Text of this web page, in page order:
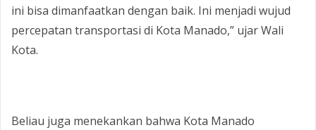
ini bisa dimanfaatkan dengan baik. Ini menjadi wujud
percepatan transportasi di Kota Manado,” ujar Wali
Kota.
‎Beliau juga menekankan bahwa Kota Manado